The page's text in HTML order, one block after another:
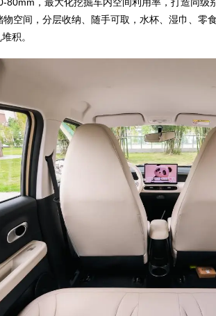
空间，分层收纳、随手可取，水杯、湿巾、零
积。